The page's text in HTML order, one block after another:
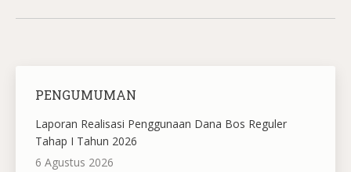
PENGUMUMAN
Laporan Realisasi Penggunaan Dana Bos Reguler
Tahap I Tahun 2026
6 Agustus 2026